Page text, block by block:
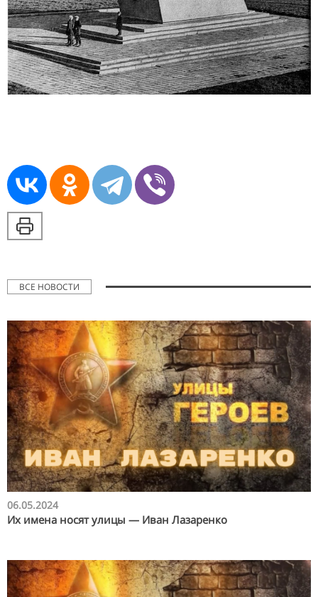
ВСЕ НОВОСТИ
06.05.2024
Их имена носят улицы — Иван Лазаренко